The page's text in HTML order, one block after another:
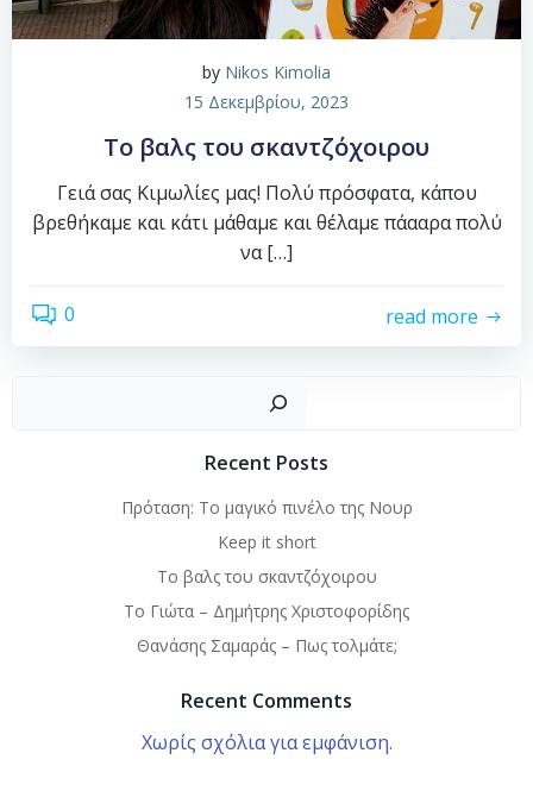
by Nikos Kimolia
15 Δεκεμβρίου, 2023
To βαλς του σκαντζόχοιρου
Γειά σας Κιμωλίες μας! Πολύ πρόσφατα, κάπου
βρεθήκαμε και κάτι μάθαμε και θέλαμε πάααρα πολύ
να […]
0 read more
Recent Posts
Πρόταση: Το μαγικό πινέλο της Νουρ
Keep it short
To βαλς του σκαντζόχοιρου
Το Γιώτα – Δημήτρης Χριστοφορίδης
Θανάσης Σαμαράς – Πως τολμάτε;
Recent Comments
Χωρίς σχόλια για εμφάνιση.